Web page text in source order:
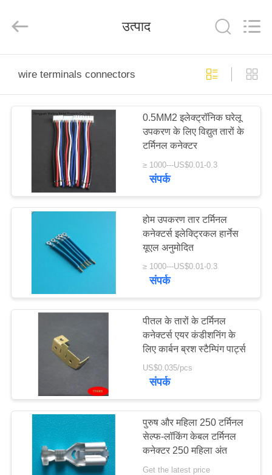
उत्पाद
बारे
संपर्क
समाचार
.,LTD..
उत्पाद
wire terminals connectors
0.5MM2 इलेक्ट्रॉनिक घरेलू
उपकरण के लिए विद्युत तारों के
टर्मिनल कनेक्टर
≥ 1000---US$0.01-0.3
संपर्क
होम उपकरण तार टर्मिनल
कनेक्टर्स इलेक्ट्रिकल हार्नेस
यूएल अनुमोदित
≥ 1000---US$0.01-0.3
संपर्क
पीतल के तारों के टर्मिनल
कनेक्टर्स एयर कंडीशनिंग के
लिए कार्बन ब्रश स्टैम्पिंग पार्ट्स
US$0.035/pcs
संपर्क
पुरुष और महिला 250 टर्मिनल
सेल्फ-लॉकिंग केबल टर्मिनल
कनेक्टर 250 महिला अंत
Get the latest price